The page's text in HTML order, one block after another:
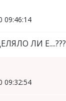
09:46:14
ЛИ
09:32:54